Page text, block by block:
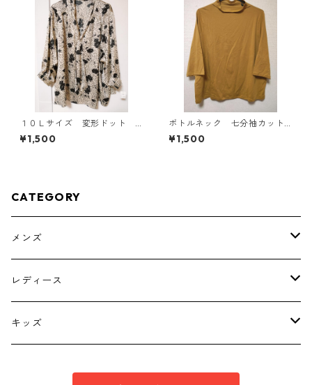
１０Ｌサイズ 変形ドット
花柄 ボウタイブラウス オ
フホワイト KAE-4775
¥1,500
ボトルネック 七分袖カット
ソー ４Ｌ マスタード KA
E-4818
¥1,500
CATEGORY
メンズ
トップス
ボトムス
レディース
トップス
キッズ